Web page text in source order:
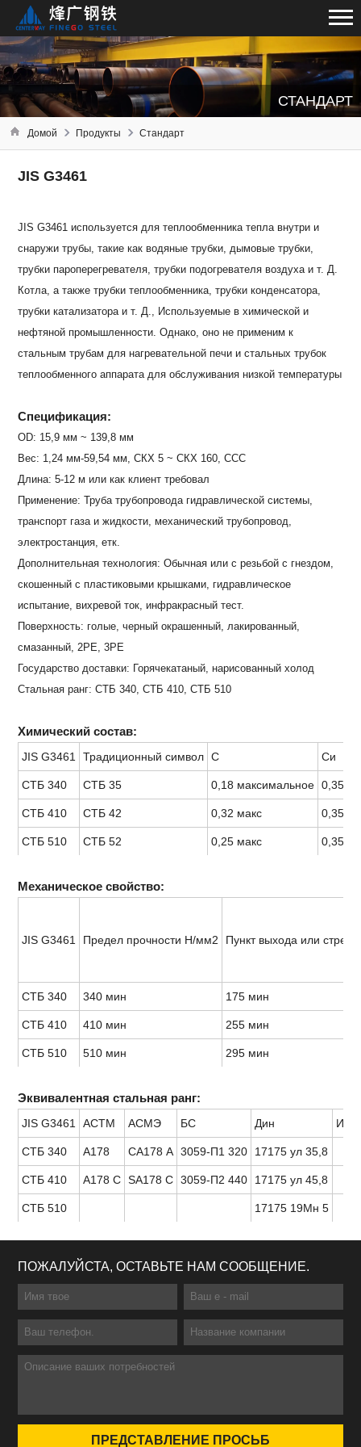
СТАНДАРТ
Домой Продукты Стандарт
JIS G3461
JIS G3461 используется для теплообменника тепла внутри и
снаружи трубы, такие как водяные трубки, дымовые трубки,
трубки пароперегревателя, трубки подогревателя воздуха и т. Д.
Котла, а также трубки теплообменника, трубки конденсатора,
трубки катализатора и т. Д., Используемые в химической и
нефтяной промышленности. Однако, оно не применим к
стальным трубам для нагревательной печи и стальных трубок
теплообменного аппарата для обслуживания низкой температуры
Спецификация:
OD: 15,9 мм ~ 139,8 мм
Вес: 1,24 мм-59,54 мм, СКХ 5 ~ СКХ 160, ССС
Длина: 5-12 м или как клиент требовал
Применение: Труба трубопровода гидравлической системы,
транспорт газа и жидкости, механический трубопровод,
электростанция, етк.
Дополнительная технология: Обычная или с резьбой с гнездом,
скошенный с пластиковыми крышками, гидравлическое
испытание, вихревой ток, инфракрасный тест.
Поверхность: голые, черный окрашенный, лакированный,
смазанный, 2PE, 3PE
Государство доставки: Горячекатаный, нарисованный холод
Стальная ранг: СТБ 340, СТБ 410, СТБ 510
Химический состав:
JIS G3461 Традиционный символ С Си
СТБ 340 СТБ 35 0,18 максимальное 0,35
СТБ 410 СТБ 42 0,32 макс 0,35
СТБ 510 СТБ 52 0,25 макс 0,35
Механическое свойство:
JIS G3461 Предел прочности Н/мм2 Пункт выхода или
СТБ 340 340 мин 175 мин
СТБ 410 410 мин 255 мин
СТБ 510 510 мин 295 мин
Эквивалентная стальная ранг:
JIS G3461 АСТМ АСМЭ БС Дин ИСО
СТБ 340 А178 СА178 А 3059-П1 320 17175 ул 35,8
СТБ 410 А178 С SA178 C 3059-П2 440 17175 ул 45,8
СТБ 510 17175 19Мн 5
ПОЖАЛУЙСТА, ОСТАВЬТЕ НАМ СООБЩЕНИЕ.